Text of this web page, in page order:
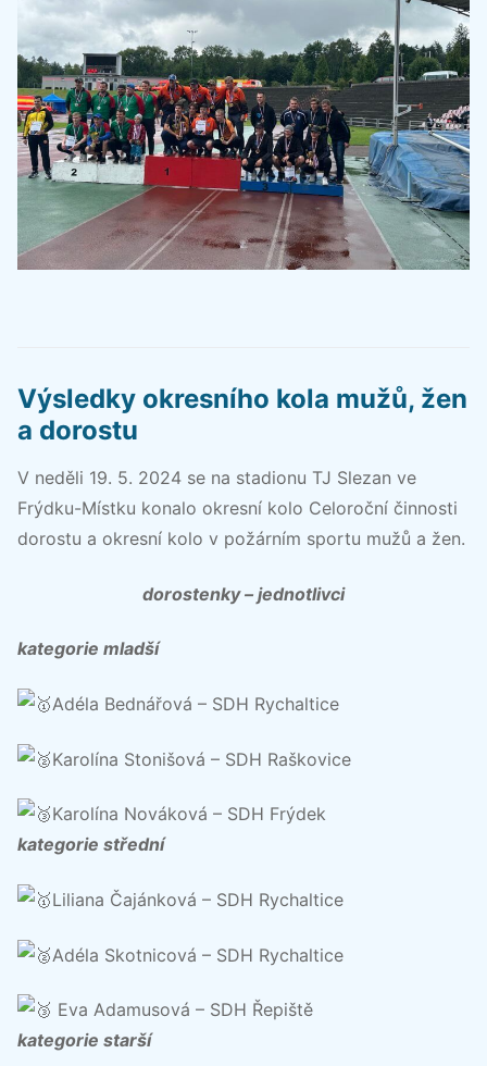
Výsledky okresního kola mužů, žen
a dorostu
V neděli 19. 5. 2024 se na stadionu TJ Slezan ve
Frýdku-Místku konalo okresní kolo Celoroční činnosti
dorostu a okresní kolo v požárním sportu mužů a žen.
dorostenky – jednotlivci
kategorie mladší
Adéla Bednářová – SDH Rychaltice
Karolína Stonišová – SDH Raškovice
Karolína Nováková – SDH Frýdek
kategorie střední
Liliana Čajánková – SDH Rychaltice
Adéla Skotnicová – SDH Rychaltice
Eva Adamusová – SDH Řepiště
kategorie starší